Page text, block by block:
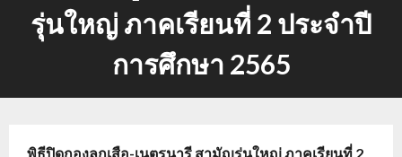
รุ่นใหญ่ ภาคเรียนที่ 2 ประจำปี
การศึกษา 2565
พิธีปิดกองลูกเสือ-เนตรนารี สามัญรุ่นใหญ่ ภาคเรียนที่ 2